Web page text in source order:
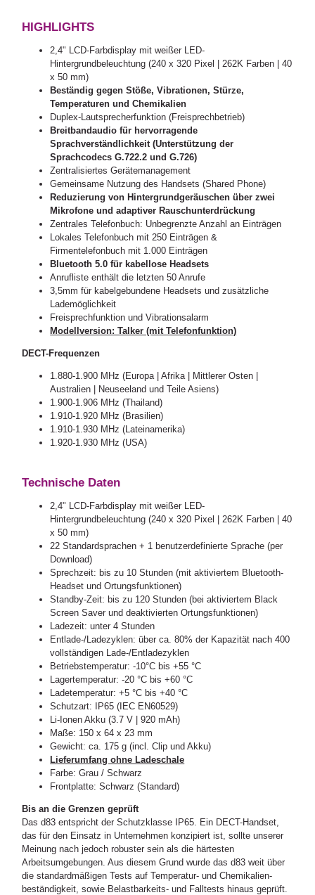
HIGHLIGHTS
2,4" LCD-Farbdisplay mit weißer LED-
Hintergrundbeleuchtung (240 x 320 Pixel | 262K Farben | 40
x 50 mm)
Beständig gegen Stöße, Vibrationen, Stürze,
Temperaturen und Chemikalien
Duplex-Lautsprecherfunktion (Freisprechbetrieb)
Breitbandaudio für hervorragende
Sprachverständlichkeit (Unterstützung der
Sprachcodecs G.722.2 und G.726)
Zentralisiertes Gerätemanagement
Gemeinsame Nutzung des Handsets (Shared Phone)
Reduzierung von Hintergrundgeräuschen über zwei
Mikrofone und adaptiver Rauschunterdrückung
Zentrales Telefonbuch: Unbegrenzte Anzahl an Einträgen
Lokales Telefonbuch mit 250 Einträgen &
Firmentelefonbuch mit 1.000 Einträgen
Bluetooth 5.0 für kabellose Headsets
Anrufliste enthält die letzten 50 Anrufe
3,5mm für kabelgebundene Headsets und zusätzliche
Lademöglichkeit
Freisprechfunktion und Vibrationsalarm
Modellversion: Talker (mit Telefonfunktion)
DECT-Frequenzen
1.880-1.900 MHz (Europa | Afrika | Mittlerer Osten |
Australien | Neuseeland und Teile Asiens)
1.900-1.906 MHz (Thailand)
1.910-1.920 MHz (Brasilien)
1.910-1.930 MHz (Lateinamerika)
1.920-1.930 MHz (USA)
Technische Daten
2,4" LCD-Farbdisplay mit weißer LED-
Hintergrundbeleuchtung (240 x 320 Pixel | 262K Farben | 40
x 50 mm)
22 Standardsprachen + 1 benutzerdefinierte Sprache (per
Download)
Sprechzeit: bis zu 10 Stunden (mit aktiviertem Bluetooth-
Headset und Ortungsfunktionen)
Standby-Zeit: bis zu 120 Stunden (bei aktiviertem Black
Screen Saver und deaktivierten Ortungsfunktionen)
Ladezeit: unter 4 Stunden
Entlade-/Ladezyklen: über ca. 80% der Kapazität nach 400
vollständigen Lade-/Entladezyklen
Betriebstemperatur: -10°C bis +55 °C
Lagertemperatur: -20 °C bis +60 °C
Ladetemperatur: +5 °C bis +40 °C
Schutzart: IP65 (IEC EN60529)
Li-Ionen Akku (3.7 V | 920 mAh)
Maße: 150 x 64 x 23 mm
Gewicht: ca. 175 g (incl. Clip und Akku)
Lieferumfang ohne Ladeschale
Farbe: Grau / Schwarz
Frontplatte: Schwarz (Standard)
Bis an die Grenzen geprüft
Das d83 entspricht der Schutzklasse IP65. Ein DECT-Handset,
das für den Einsatz in Unternehmen konzipiert ist, sollte unserer
Meinung nach jedoch robuster sein als die härtesten
Arbeitsumgebungen. Aus diesem Grund wurde das d83 weit über
die standardmäßigen Tests auf Temperatur- und Chemikalien-
beständigkeit, sowie Belastbarkeits- und Falltests hinaus geprüft.